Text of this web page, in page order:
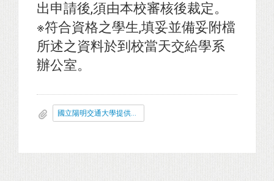
出申請後,須由本校審核後裁定。
※符合資格之學生,填妥並備妥附檔
所述之資料於到校當天交給學系
辦公室。
國立陽明交通大學提供經濟不利學生參加大學甄試補助申請單.odt